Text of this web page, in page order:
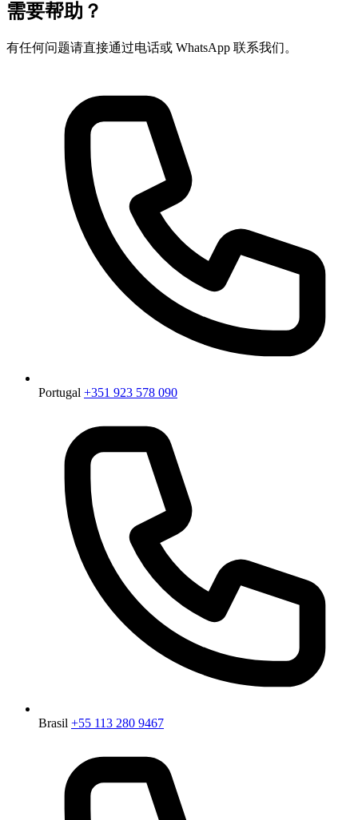
需要帮助？
有任何问题请直接通过电话或 WhatsApp 联系我们。
Portugal +351 923 578 090
Brasil +55 113 280 9467